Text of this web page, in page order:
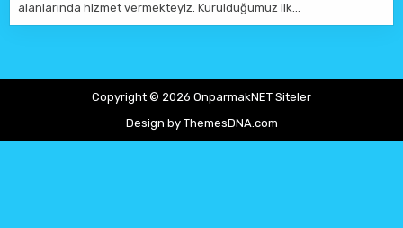
alanlarında hizmet vermekteyiz. Kurulduğumuz ilk…
Copyright © 2026 OnparmakNET Siteler
Design by ThemesDNA.com